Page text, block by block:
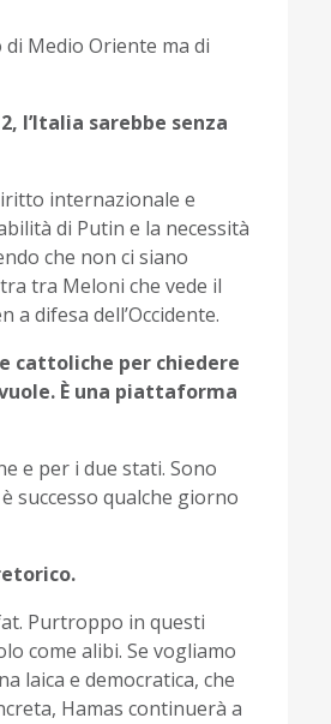
Medio Oriente ma di
l’Italia sarebbe senza
internazionale e
di Putin e la necessità
che non ci siano
tra Meloni che vede il
a difesa dell’Occidente.
cattoliche per chiedere
È una piattaforma
e per i due stati. Sono
successo qualche giorno
Purtroppo in questi
come alibi. Se vogliamo
laica e democratica, che
Hamas continuerà a